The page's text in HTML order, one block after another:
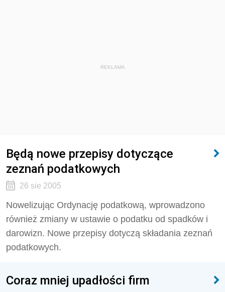
REKLAMA
Będą nowe przepisy dotyczące
zeznań podatkowych
26 sie 2005
Nowelizując Ordynację podatkową, wprowadzono
również zmiany w ustawie o podatku od spadków i
darowizn. Nowe przepisy dotyczą składania zeznań
podatkowych.
Coraz mniej upadłości firm